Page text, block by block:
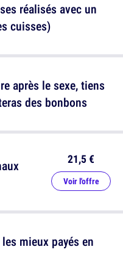
après le sexe, tiens
des bonbons
mieux payés en
réalisés avec un
cuisses)
21,5 €
Voir l'offre